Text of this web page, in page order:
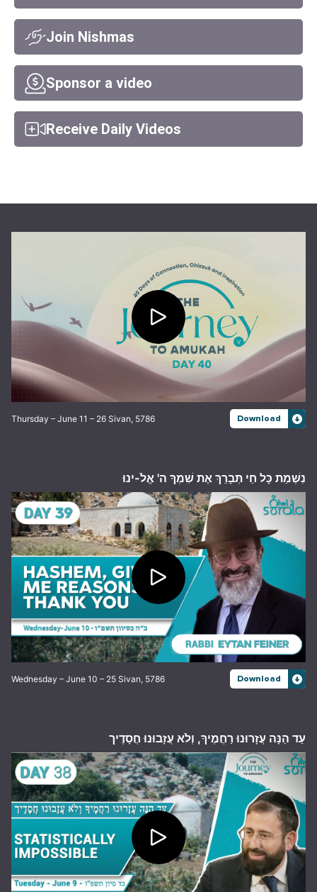
Join Nishmas
Sponsor a video
Receive Daily Videos
Thursday – June 11 – 26 Sivan, 5786 Download
נִשְׁמַת כָּל חַי תְּבָרֵךְ אֶת שִׁמְךָ ה' אֱלֹ-ינוּ
Wednesday – June 10 – 25 Sivan, 5786 Download
עַד הֵנָּה עֲזָרוּנוּ רַחֲמֶיךָ, וְלֹא עֲזָבוּנוּ חֲסָדֶיך